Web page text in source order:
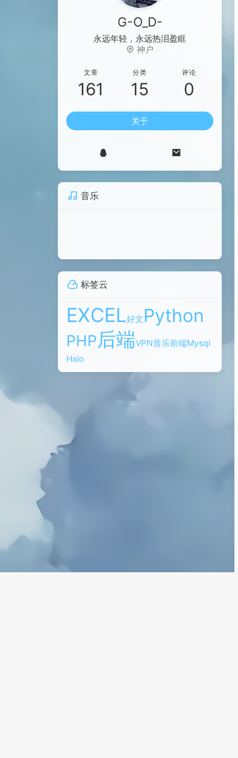
G-O_D-
永远年轻，永远热泪盈眶
神户
文章
161
分类
15
评论
0
关于
音乐
标签云
EXCEL好文Python
PHP后端VPN音乐前端Mysql
Halo